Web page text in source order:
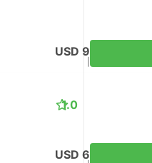
USD 9
1.0
USD 6